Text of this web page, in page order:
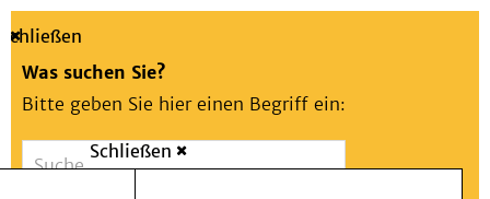
Suche
Schließen
Was suchen Sie?
Bitte geben Sie hier einen Begriff ein:
Notfall
Schließen